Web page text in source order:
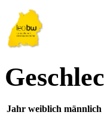
Jahr weiblich männlich